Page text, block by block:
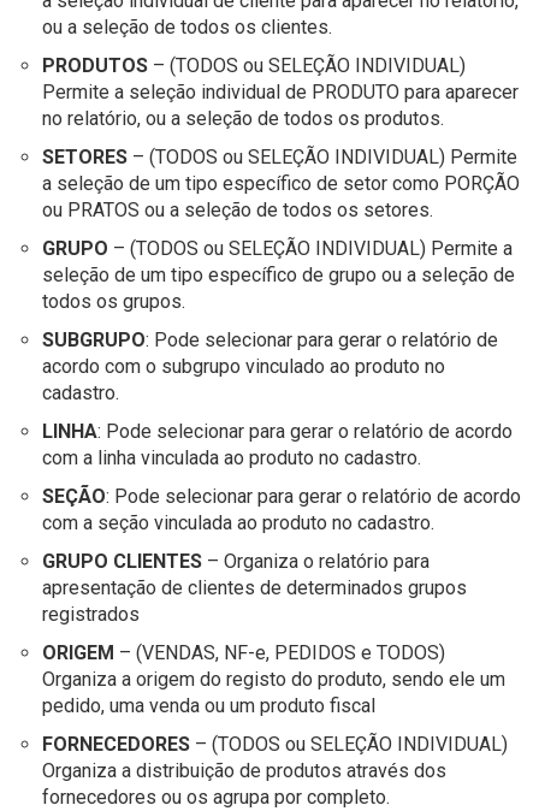
ou a seleção de todos os clientes.
PRODUTOS – (TODOS ou SELEÇÃO INDIVIDUAL)
Permite a seleção individual de PRODUTO para aparecer
no relatório, ou a seleção de todos os produtos.
SETORES – (TODOS ou SELEÇÃO INDIVIDUAL) Permite
a seleção de um tipo específico de setor como PORÇÃO
ou PRATOS ou a seleção de todos os setores.
GRUPO – (TODOS ou SELEÇÃO INDIVIDUAL) Permite a
seleção de um tipo específico de grupo ou a seleção de
todos os grupos.
SUBGRUPO: Pode selecionar para gerar o relatório de
acordo com o subgrupo vinculado ao produto no
cadastro.
LINHA: Pode selecionar para gerar o relatório de acordo
com a linha vinculada ao produto no cadastro.
SEÇÃO: Pode selecionar para gerar o relatório de acordo
com a seção vinculada ao produto no cadastro.
GRUPO CLIENTES – Organiza o relatório para
apresentação de clientes de determinados grupos
registrados
ORIGEM – (VENDAS, NF-e, PEDIDOS e TODOS)
Organiza a origem do registo do produto, sendo ele um
pedido, uma venda ou um produto fiscal
FORNECEDORES – (TODOS ou SELEÇÃO INDIVIDUAL)
Organiza a distribuição de produtos através dos
fornecedores ou os agrupa por completo.